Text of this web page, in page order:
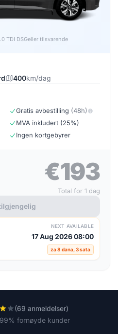
TDI DSGeller tilsvarende
400km/dag
Gratis avbestilling (48h)
MVA inkludert (25%)
Ingen kortgebyrer
€193
Total for 1 dag
NEXT AVAILABLE
17 Aug 2026 08:00
za 8 dana, 3 sata
(69 anmeldelser)
99% fornøyde kunder